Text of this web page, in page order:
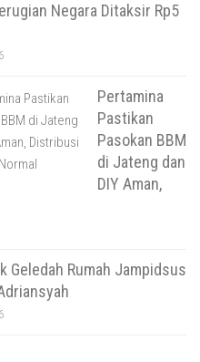
Negara Ditaksir Rp5
Pertamina
Pastikan
Pasokan BBM
di Jateng dan
DIY Aman,
Geledah Rumah Jampidsus